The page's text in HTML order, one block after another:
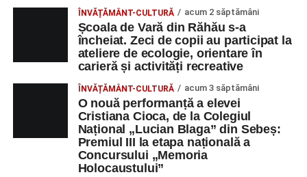
ÎNVĂȚĂMÂNT-CULTURĂ acum 2 săptămâni
Școala de Vară din Răhău s-a
încheiat. Zeci de copii au participat la
ateliere de ecologie, orientare în
carieră și activități recreative
ÎNVĂȚĂMÂNT-CULTURĂ acum 3 săptămâni
O nouă performanță a elevei
Cristiana Cioca, de la Colegiul
Național „Lucian Blaga” din Sebeș:
Premiul III la etapa națională a
Concursului „Memoria
Holocaustului”